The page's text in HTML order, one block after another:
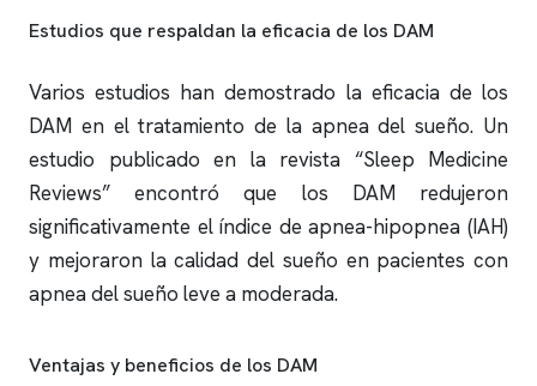
Estudios que respaldan la eficacia de los DAM
Varios estudios han demostrado la eficacia de los
DAM en el tratamiento de la apnea del sueño. Un
estudio publicado en la revista “Sleep Medicine
Reviews” encontró que los DAM redujeron
significativamente el índice deapnea-hipopnea (IAH)
y mejoraron la calidad del sueño en pacientes con
apnea del sueño leve a moderada.
Ventajas y beneficios de los DAM